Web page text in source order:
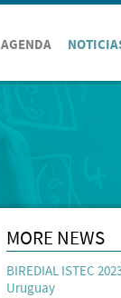
AGENDA
MORE NEWS
BIREDIAL ISTEC
Uruguay